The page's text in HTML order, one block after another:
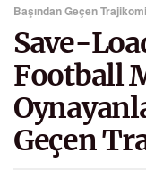
Başından Geçen
Save-
Football
Geçen